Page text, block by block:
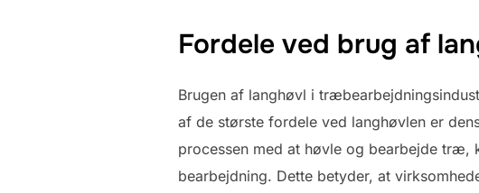
Fordele ved brug af
Brugen af langhøvl i
af de største fordele ved langhøvlen er
processen med at høvle og bearbejde træ,
bearbejdning. Dette betyder, at